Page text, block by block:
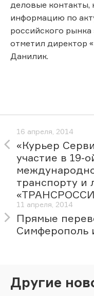
деловые контакты,
информацию по
российского
отметил директор
Данилик.
16 апреля, 2014
«Курьер
участие в 19-
транспорту и
11 апреля, 2014
Прямые
Симферополь
Другие